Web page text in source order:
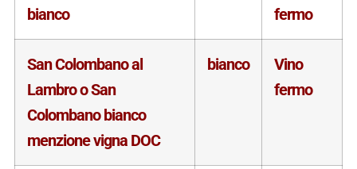
bianco
fermo
San Colombano al
Lambro o San
Colombano bianco
menzione vigna DOC
bianco
Vino
fermo